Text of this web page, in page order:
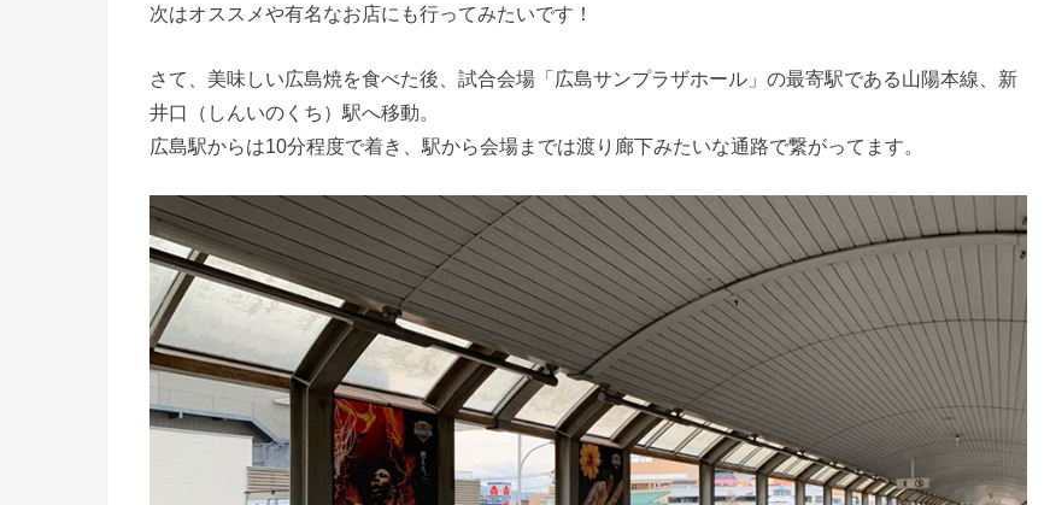
次はオススメや有名なお店にも行ってみたいです！
さて、美味しい広島焼を食べた後、試合会場「広島サンプラザホール」の最寄駅である山陽本線、新
井口（しんいのくち）駅へ移動。
広島駅からは10分程度で着き、駅から会場までは渡り廊下みたいな通路で繋がってます。